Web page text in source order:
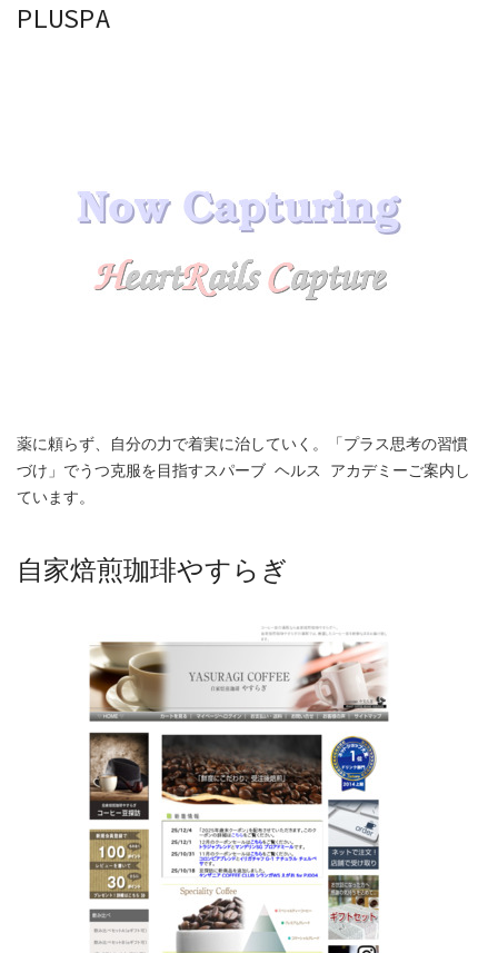
PLUSPA
薬に頼らず、自分の力で着実に治していく。「プラス思考の習慣
づけ」でうつ克服を目指すスパーブ ヘルス アカデミーご案内し
ています。
自家焙煎珈琲やすらぎ